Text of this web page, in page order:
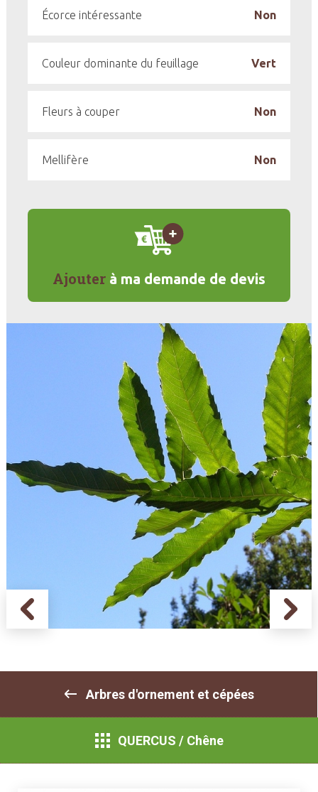
Écorce intéressante Non
Couleur dominante du feuillage Vert
Fleurs à couper Non
Mellifère Non
Ajouter à ma demande de devis
Arbres d'ornement et cépées
QUERCUS / Chêne